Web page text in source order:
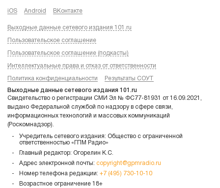
iOS Android ВКонтакте
Выходные данные сетевого издания 101.ru
Пользовательское соглашение
Пользовательское соглашение (подкасты)
Интеллектуальные права и отказ от ответственности
Политика конфиденциальности Результаты СОУТ
Выходные данные сетевого издания 101.ru
Свидетельство о регистрации СМИ Эл № ФС77-81931 от 16.09.2021,
выдано Федеральной службой по надзору в сфере связи,
информационных технологий и массовых коммуникаций
(Роскомнадзор).
Учредитель сетевого издания: Общество с ограниченной
ответственностью «ГПМ Радио»
Главный редактор: Огорелин К.С.
Адрес электронной почты: copyright@gpmradio.ru
Номер телефона редакции: +7 (495) 730-10-10
Возрастное ограничение 18+